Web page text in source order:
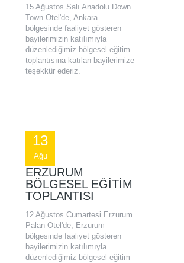
15 Ağustos Salı Anadolu Down
Town Otel'de, Ankara
bölgesinde faaliyet gösteren
bayilerimizin katılımıyla
düzenlediğimiz bölgesel eğitim
toplantısına katılan bayilerimize
teşekkür ederiz.
13
Ağu
ERZURUM
BÖLGESEL EĞITIM
TOPLANTISI
12 Ağustos Cumartesi Erzurum
Palan Otel'de, Erzurum
bölgesinde faaliyet gösteren
bayilerimizin katılımıyla
düzenlediğimiz bölgesel eğitim